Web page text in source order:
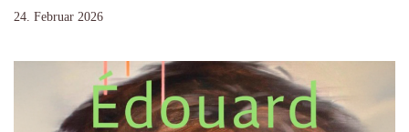
24. Februar 2026